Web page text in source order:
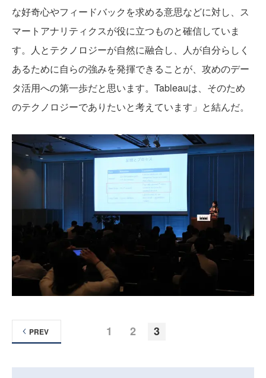
な好奇心やフィードバックを求める意思などに対し、ス
マートアナリティクスが役に立つものと確信していま
す。人とテクノロジーが自然に融合し、人が自分らしく
あるために自らの強みを発揮できることが、攻めのデー
タ活用への第一歩だと思います。Tableauは、そのため
のテクノロジーでありたいと考えています」と結んだ。
1 2 3
PREV